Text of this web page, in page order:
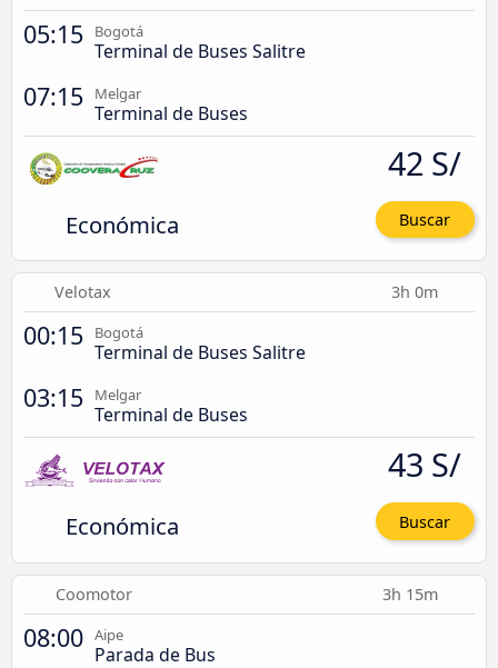
05:15 Bogotá
Terminal de Buses Salitre
07:15 Melgar
Terminal de Buses
Económica
42 S/
Buscar
Velotax 3h 0m
00:15 Bogotá
Terminal de Buses Salitre
03:15 Melgar
Terminal de Buses
Económica
43 S/
Buscar
Coomotor 3h 15m
08:00 Aipe
Parada de Bus